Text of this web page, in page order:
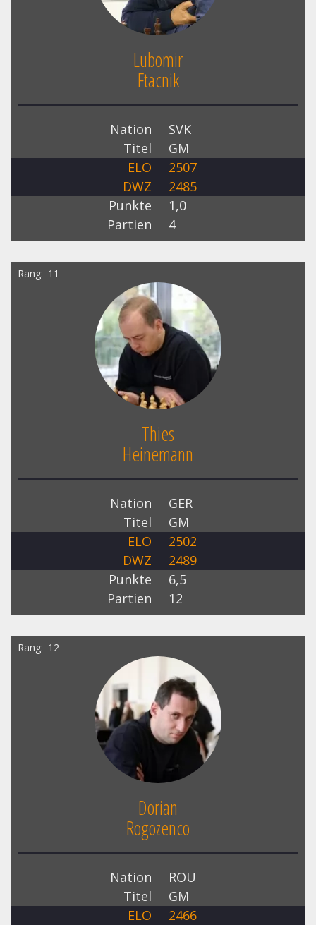
Lubomir
Ftacnik
Nation
SVK
Titel
GM
ELO
2507
DWZ
2485
Punkte
1,0
Partien
4
Rang 11
Thies
Heinemann
Nation
GER
Titel
GM
ELO
2502
DWZ
2489
Punkte
6,5
Partien
12
Rang 12
Dorian
Rogozenco
Nation
ROU
Titel
GM
ELO
2466